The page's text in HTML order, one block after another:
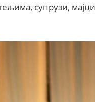
супрузи,